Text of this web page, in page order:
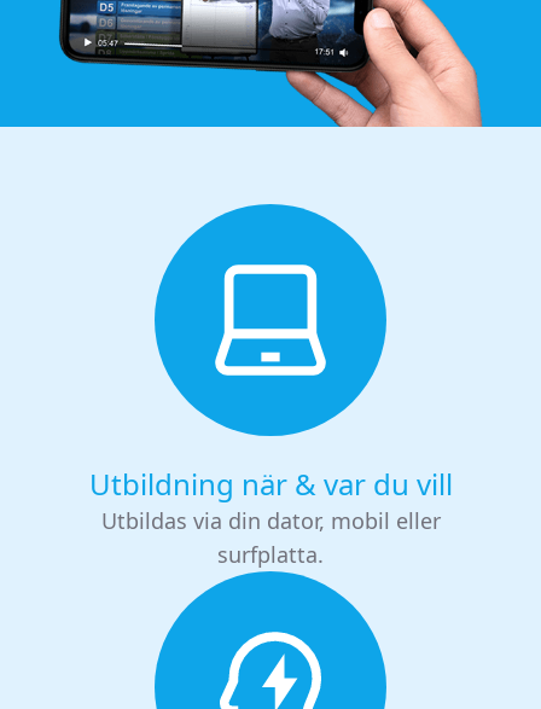
Utbildning när & var du vill
Utbildas via din dator, mobil eller
surfplatta.